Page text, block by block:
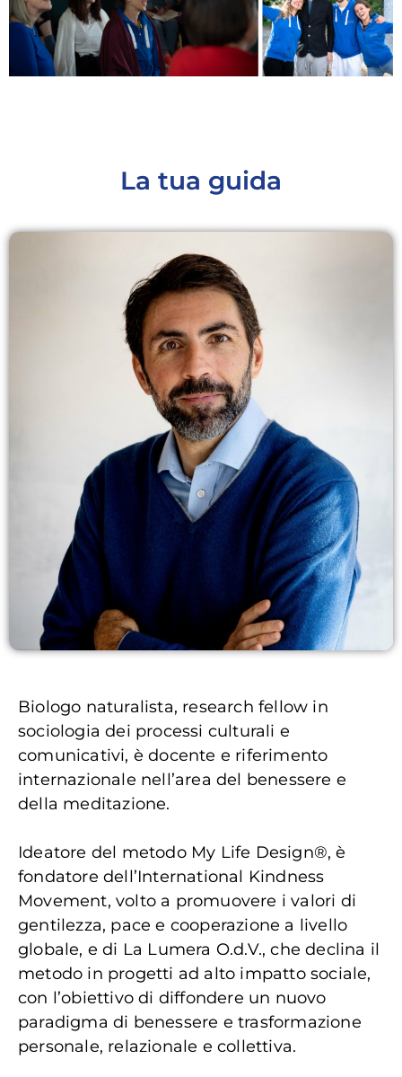
La tua guida
Biologo naturalista, research fellow in
sociologia dei processi culturali e
comunicativi, è docente e riferimento
internazionale nell’area del benessere e
della meditazione.
Ideatore del metodo My Life Design®, è
fondatore dell’International Kindness
Movement, volto a promuovere i valori di
gentilezza, pace e cooperazione a livello
globale, e di La Lumera O.d.V., che declina il
metodo in progetti ad alto impatto sociale,
con l’obiettivo di diffondere un nuovo
paradigma di benessere e trasformazione
personale, relazionale e collettiva.